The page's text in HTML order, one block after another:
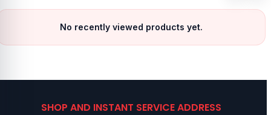
No recently viewed products yet.
SHOP AND INSTANT SERVICE ADDRESS